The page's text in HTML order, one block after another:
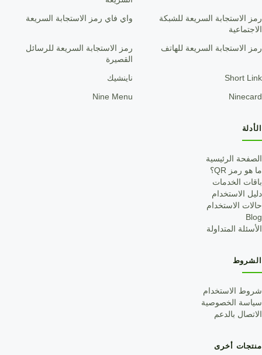
رمز الاستجابة السريعة للشبكة
الاجتماعية
واي فاي رمز الاستجابة السريعة
رمز الاستجابة السريعة للهاتف
رمز الاستجابة السريعة للرسائل
القصيرة
Short Link ناينشيك
Ninecard
Nine Menu
الأدلة
الصفحة الرئيسية
ما هو رمز QR؟
باقات الخدمات
دليل الاستخدام
حالات الاستخدام
Blog
الأسئلة المتداولة
الشروط
شروط الاستخدام
سياسة الخصوصية
الاتصال بالدعم
منتجات أخرى